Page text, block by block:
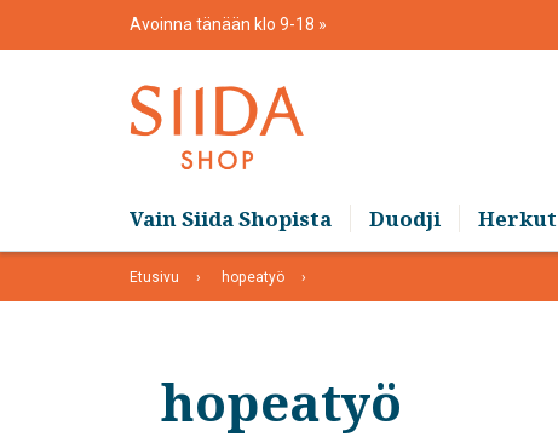
Avoinna tänään klo 9-18
Vain Siida Shopista Duodji Herkut
Etusivu hopeatyö
hopeatyö